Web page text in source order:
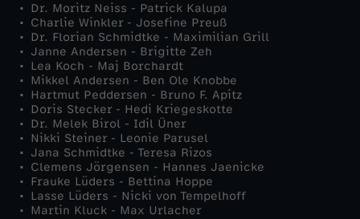
Dr. Moritz Neiss - Patrick Kalupa
Charlie Winkler - Josefine Preuß
Dr. Florian Schmidtke - Maximilian Grill
Janne Andersen - Brigitte Zeh
Lea Koch - Maj Borchardt
Mikkel Andersen - Ben Ole Knobbe
Hartmut Peddersen - Bruno F. Apitz
Doris Stecker - Hedi Kriegeskotte
Dr. Melek Birol - Idil Üner
Nikki Steiner - Leonie Parusel
Jana Schmidtke - Teresa Rizos
Clemens Jörgensen - Hannes Jaenicke
Frauke Lüders - Bettina Hoppe
Lasse Lüders - Nicki von Tempelhoff
Martin Kluck - Max Urlacher